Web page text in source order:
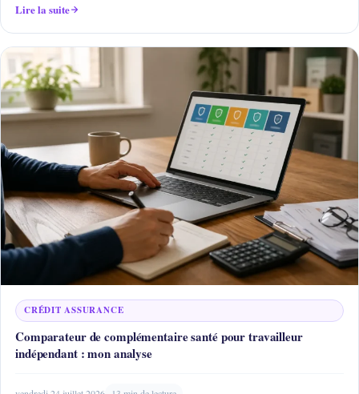
Lire la suite
CRÉDIT ASSURANCE
Comparateur de complémentaire santé pour travailleur
indépendant : mon analyse